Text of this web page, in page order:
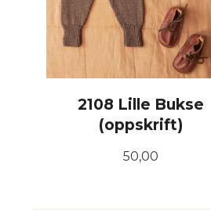
2108 Lille Bukse
(oppskrift)
Pris
50,00